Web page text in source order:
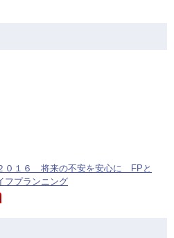
０１６ 将来の不安を安心に FPと
フプランニング